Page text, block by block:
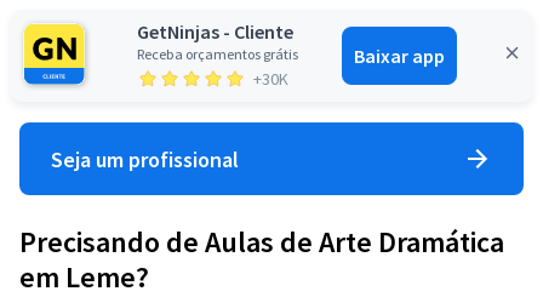
GetNinjas - Cliente
Receba orçamentos grátis
+30K
Baixar app
Entrar
Seja um profissional
Precisando de Aulas de Arte Dramática
em Leme?